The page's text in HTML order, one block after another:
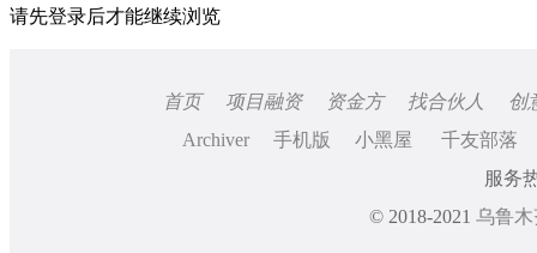
请先登录后才能继续浏览
首页 项目融资 资金方 找合伙人
创
Archiver
手机版 小黑屋
千友部落
服务
© 2018-2021 乌鲁